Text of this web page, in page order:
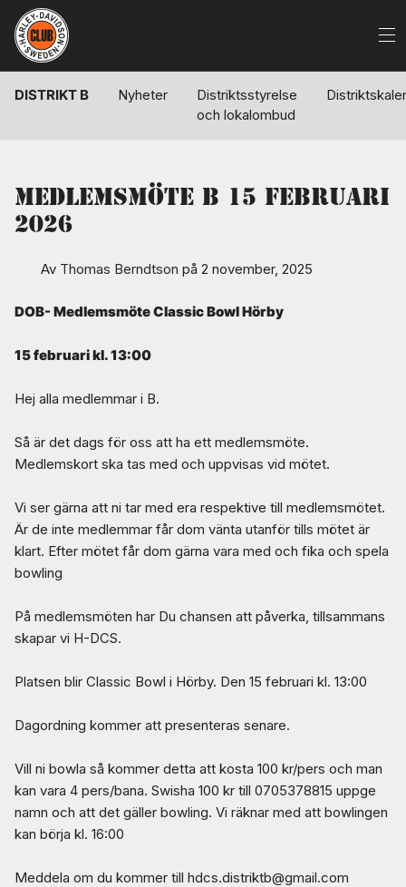
DISTRIKT B Nyheter
Distriktsstyrelse
och lokalombud
Medlemsmöte B 15 februari
2026
Av Thomas Berndtson på 2 november, 2025
DOB- Medlemsmöte Classic Bowl Hörby
15 februari kl. 13:00
Hej alla medlemmar i B.
Så är det dags för oss att ha ett medlemsmöte.
Medlemskort ska tas med och uppvisas vid mötet.
Vi ser gärna att ni tar med era respektive till medlemsmötet.
Är de inte medlemmar får dom vänta utanför tills mötet är
klart. Efter mötet får dom gärna vara med och fika och spela
bowling
På medlemsmöten har Du chansen att påverka, tillsammans
skapar vi H-DCS.
Platsen blir Classic Bowl i Hörby. Den 15 februari kl. 13:00
Dagordning kommer att presenteras senare.
Vill ni bowla så kommer detta att kosta 100 kr/pers och man
kan vara 4 pers/bana. Swisha 100 kr till 0705378815 uppge
namn och att det gäller bowling. Vi räknar med att bowlingen
kan börja kl. 16:00
Meddela om du kommer till hdcs.distriktb@gmail.com